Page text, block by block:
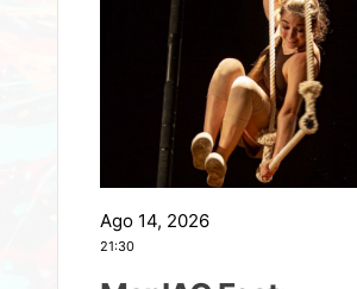
Ago 14, 2026
21:30